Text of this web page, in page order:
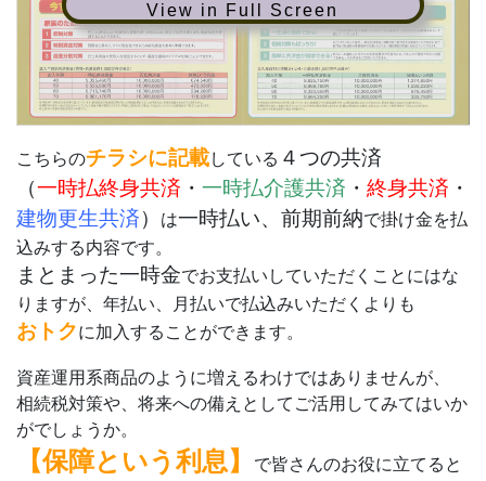
View in Full Screen
こちらのチラシに記載している ４つの共済
（一時払終身共済 ・ 一時払介護共済 ・ 終身共済 ・
建物更生共済） は一時払い、前期前納で掛け金を払
込みする内容です。
まとまった一時金でお支払いしていただくことにはな
りますが、年払い、月払いで払込みいただくよりも
おトクに加入することができます。
資産運用系商品のように増えるわけではありませんが、
相続税対策や、将来への備えとしてご活用してみてはいか
がでしょうか。
【保障という利息】
で皆さんのお役に立てると